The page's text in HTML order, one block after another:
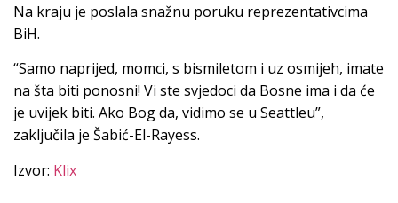
Na kraju je poslala snažnu poruku reprezentativcima
BiH.
“Samo naprijed, momci, s bismiletom i uz osmijeh, imate
na šta biti ponosni! Vi ste svjedoci da Bosne ima i da će
je uvijek biti. Ako Bog da, vidimo se u Seattleu”,
zaključila je Šabić-El-Rayess.
Izvor: Klix